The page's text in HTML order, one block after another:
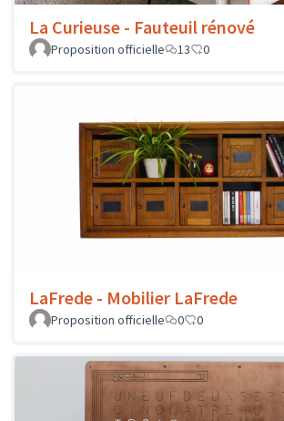
La Curieuse - Fauteuil rénové
Proposition officielle 13 0
LaFrede - Mobilier LaFrede
Proposition officielle 0 0